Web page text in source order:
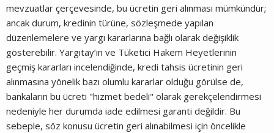
mevzuatlar çerçevesinde, bu ücretin geri alınması mümkündür;
ancak durum, kredinin türüne, sözleşmede yapılan
düzenlemelere ve yargı kararlarına bağlı olarak değişiklik
gösterebilir. Yargıtay’ın ve Tüketici Hakem Heyetlerinin
geçmiş kararları incelendiğinde, kredi tahsis ücretinin geri
alınmasına yönelik bazı olumlu kararlar olduğu görülse de,
bankaların bu ücreti "hizmet bedeli" olarak gerekçelendirmesi
nedeniyle her durumda iade edilmesi garanti değildir. Bu
sebeple, söz konusu ücretin geri alınabilmesi için öncelikle